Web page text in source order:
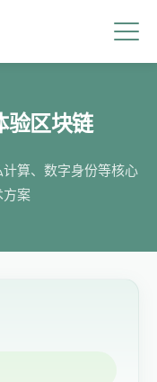
验区块链
算、数字身份等核心
方案